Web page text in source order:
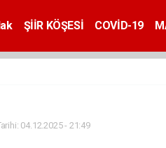
ŞİİR KÖŞESİ COVİD-19
04.12.2025 - 21:49